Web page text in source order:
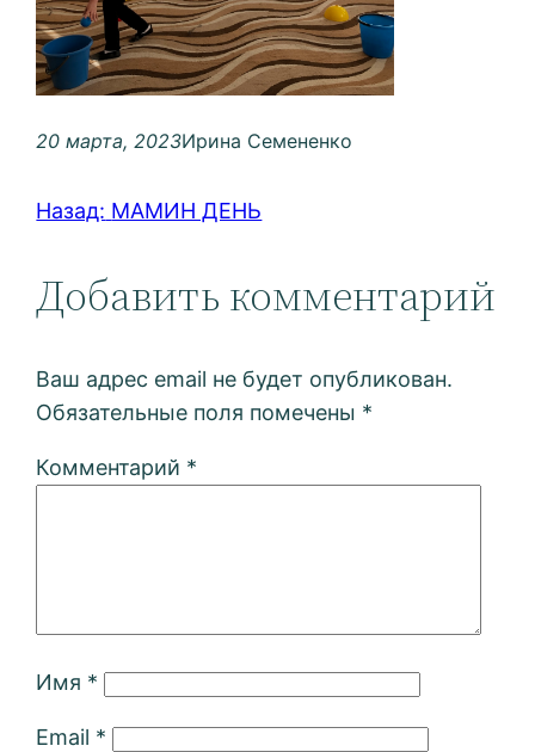
20 марта, 2023Ирина Семененко
Назад: МАМИН ДЕНЬ
Добавить комментарий
Ваш адрес email не будет опубликован.
Обязательные поля помечены *
Комментарий *
Имя *
Email *